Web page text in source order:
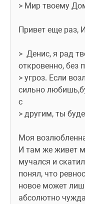
> Мир твоему
Привет еще раз,
>  Денис, я рад
откровенно, без
> угроз. Если
сильно
с
> другим, ты
Моя
И там же живет
мучался и
понял, что
новое может
абсолютно